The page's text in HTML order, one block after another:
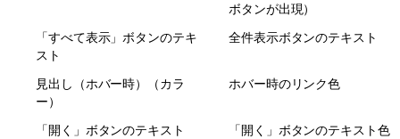
ボタンが出現）
「すべて表示」ボタンのテキ
スト
全件表示ボタンのテキスト
見出し（ホバー時）（カラ
ー）
ホバー時のリンク色
「開く」ボタンのテキスト
「開く」ボタンのテキスト色